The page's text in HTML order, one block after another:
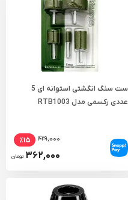
ست سنگ انگشتی استوانه ای 5
عددی رکسمی مدل RTB1003
۴۲۹,۰۰۰ ٪۱۵
۳۶۲,۰۰۰ تومان